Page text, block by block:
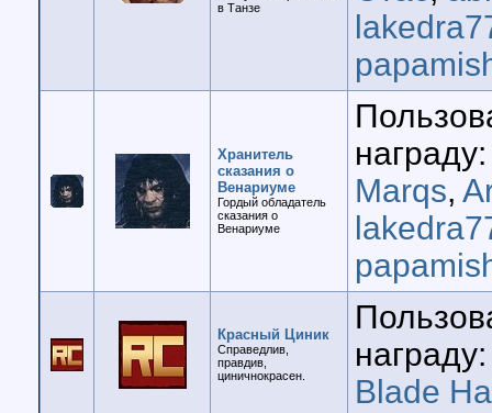
в Танзе
Хранитель
сказания о
Венариуме
Гордый обладатель
сказания о
Венариуме
Marqs,
Красный Циник
Справедлив,
правдив,
циничнокрасен.
Blade